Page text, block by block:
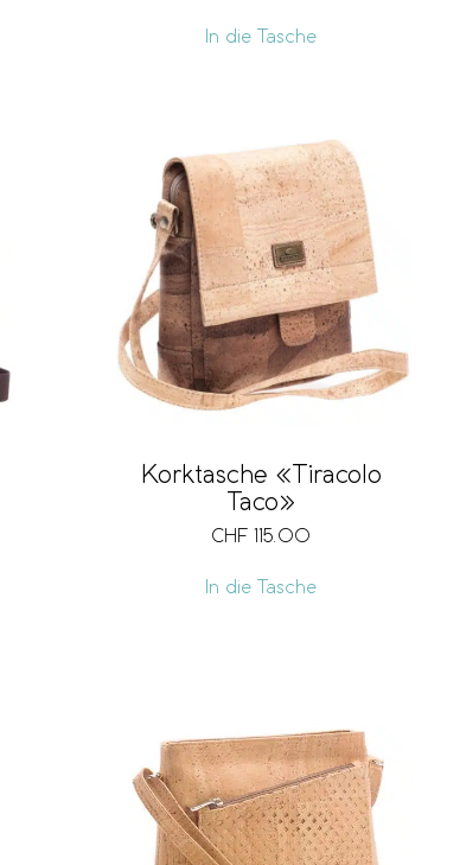
In die Tasche
Korktasche «Tiracolo
Taco»
CHF 115.00
In die Tasche